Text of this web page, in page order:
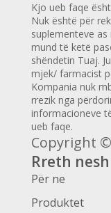
Kjo ueb faqe
Nuk është për
suplementeve
mund të ketë
shëndetin Tuaj.
mjek/ farmacist
Kompania nuk
rrezik nga
informacioneve
ueb faqe.
Copyright
Rreth nesh
Për ne
Produktet